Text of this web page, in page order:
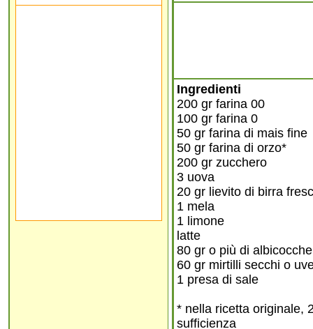
Ingredienti
200 gr farina 00
100 gr farina 0
50 gr farina di mais fine
50 gr farina di orzo*
200 gr zucchero
3 uova
20 gr lievito di birra
1 mela
1 limone
latte
80 gr o più di
60 gr mirtilli secchi o
1 presa di sale
* nella ricetta originale,
sufficienza